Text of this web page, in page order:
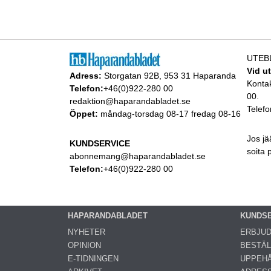
Adress: Storgatan 92B, 953 31 Haparanda
Telefon:+46(0)922-280 00
redaktion@haparandabladet.se
Öppet: måndag-torsdag 08-17 fredag 08-16
KUNDSERVICE
abonnemang@haparandabladet.se
Telefon:+46(0)922-280 00
Vid
00.
Jos
soita
HAPARANDABLADET
NYHETER
OPINION
E-TIDNINGEN